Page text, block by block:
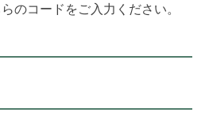
のコードをご入力ください。